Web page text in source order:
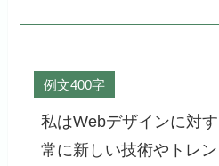
例文400字
私はWebデザインに対す
常に新しい技術やトレ